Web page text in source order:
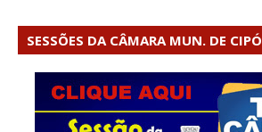
SESSÕES DA CÂMARA MUN. DE CIPÓ